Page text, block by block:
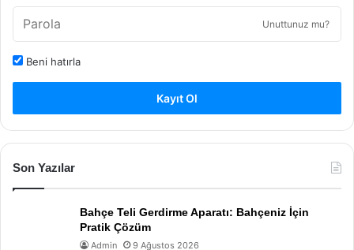
Unuttunuz mu?
Beni hatırla
Kayıt Ol
Son Yazılar
Bahçe Teli Gerdirme Aparatı: Bahçeniz İçin
Pratik Çözüm
Admin 9 Ağustos 2026